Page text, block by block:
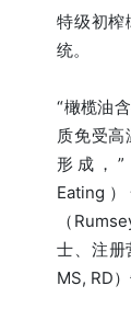
特级初榨
统。
“橄榄油
质免受
形成，”
Eating
（
士、注册
MS, RD